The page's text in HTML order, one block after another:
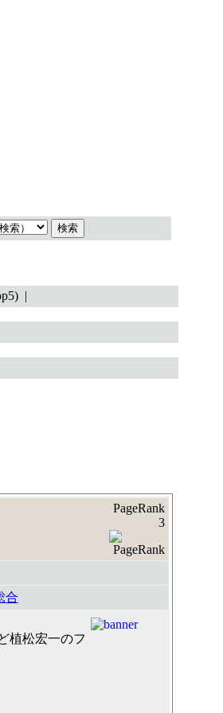
|
PageRank
3
合
植松宏一のフ